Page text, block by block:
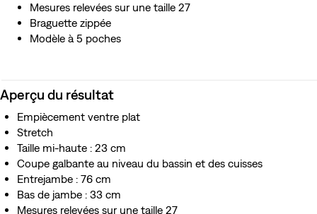
Mesures relevées sur une taille 27
Braguette zippée
Modèle à 5 poches
Aperçu du résultat
Empiècement ventre plat
Stretch
Taille mi-haute : 23 cm
Coupe galbante au niveau du bassin et des cuisses
Entrejambe : 76 cm
Bas de jambe : 33 cm
Mesures relevées sur une taille 27